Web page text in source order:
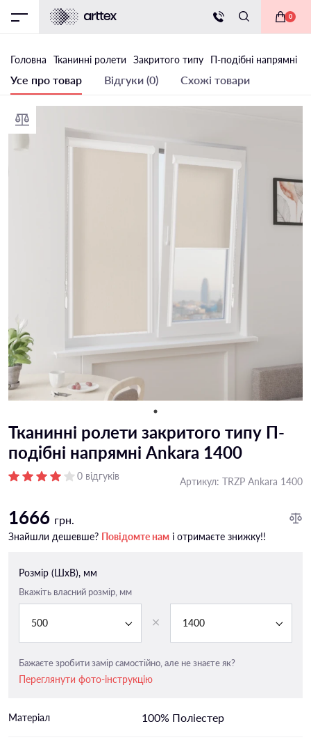
0
Головна Тканинні ролети Закритого типу П-подібні напрямні
Усе про товар Відгуки (0) Схожі товари
Тканинні ролети закритого типу П-
подiбні напрямні Ankara 1400
0 відгуків Артикул: TRZP Ankara 1400
1666 грн.
Знайшли дешевше? Повідомте нам і отримаєте знижку!!
Розмір (ШxВ), мм
Вкажіть власний розмір, мм
500 1400
Бажаєте зробити замір самостійно, але не знаєте як?
Переглянути фото-інструкцію
Матеріал 100% Поліестер